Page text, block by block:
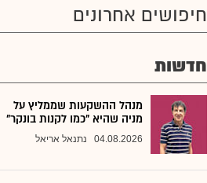
חיפושים אחרונים
חדשות
מנהל ההשקעות שממליץ על
מניה שהיא "כמו לקנות בונקר"
04.08.2026 נתנאל אריאל